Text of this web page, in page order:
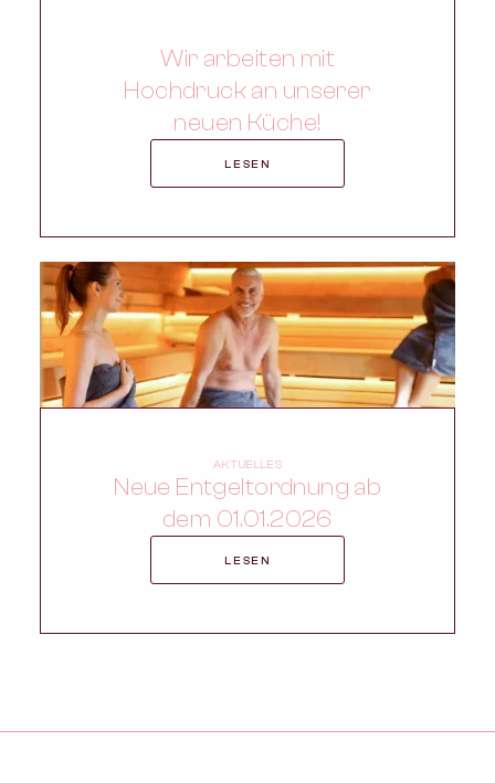
Wir arbeiten mit
Hochdruck an unserer
neuen Küche!
LESEN
AKTUELLES
Neue Entgeltordnung ab
dem 01.01.2026
LESEN